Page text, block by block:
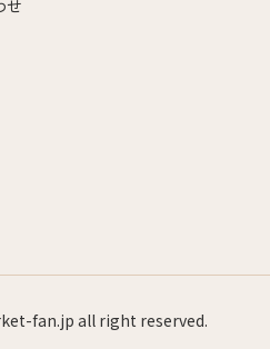
せ
fan.jp all right reserved.